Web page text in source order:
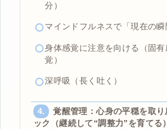
分）
マインドフルネスで「現在の瞬
身体感覚に注意を向ける（固
覚）
深呼吸（長く吐く）
覚醒管理：心身の平穏を取
ック（継続して“調整力”を育てる）